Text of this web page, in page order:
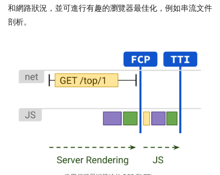
和網路狀況，並可進行有趣的瀏覽器最佳化，例如串流文件
剖析。